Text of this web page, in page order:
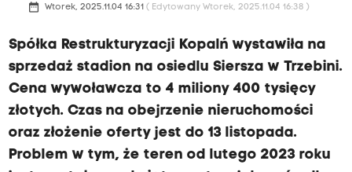
date_range Wtorek, 2025.11.04 16:31 ( Edytowany Wtorek, 2025.11.04 16:38 )
Spółka Restrukturyzacji Kopalń wystawiła na
sprzedaż stadion na osiedlu Siersza w Trzebini.
Cena wywoławcza to 4 miliony 400 tysięcy
złotych. Czas na obejrzenie nieruchomości
oraz złożenie oferty jest do 13 listopada.
Problem w tym, że teren od lutego 2023 roku